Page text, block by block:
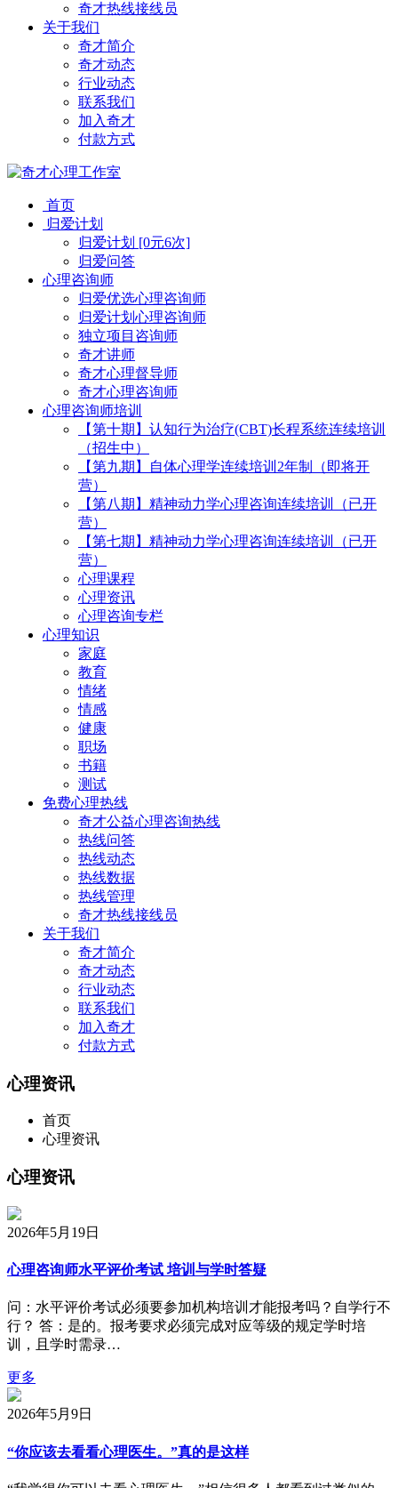
奇才热线接线员
关于我们
奇才简介
奇才动态
行业动态
联系我们
加入奇才
付款方式
首页
归爱计划
归爱计划 [0元6次]
归爱问答
心理咨询师
归爱优选心理咨询师
归爱计划心理咨询师
独立项目咨询师
奇才讲师
奇才心理督导师
奇才心理咨询师
心理咨询师培训
【第十期】认知行为治疗(CBT)长程系统连续培训
（招生中）
【第九期】自体心理学连续培训2年制（即将开
营）
【第八期】精神动力学心理咨询连续培训（已开
营）
【第七期】精神动力学心理咨询连续培训（已开
营）
心理课程
心理资讯
心理咨询专栏
心理知识
家庭
教育
情绪
情感
健康
职场
书籍
测试
免费心理热线
奇才公益心理咨询热线
热线问答
热线动态
热线数据
热线管理
奇才热线接线员
关于我们
奇才简介
奇才动态
行业动态
联系我们
加入奇才
付款方式
心理资讯
首页
心理资讯
心理资讯
2026年5月19日
心理咨询师水平评价考试 培训与学时答疑
问：水平评价考试必须要参加机构培训才能报考吗？自学行不
行？ 答：是的。报考要求必须完成对应等级的规定学时培
训，且学时需录…
更多
2026年5月9日
“你应该去看看心理医生。”真的是这样